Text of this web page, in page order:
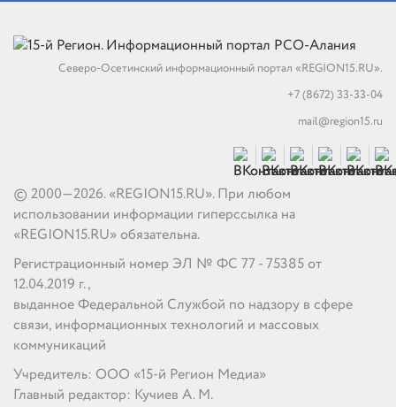
Северо-Осетинский информационный портал «REGION15.RU».
+7 (8672) 33-33-04
mail@region15.ru
© 2000—2026. «REGION15.RU». При любом
использовании информации гиперссылка на
«REGION15.RU» обязательна.
Регистрационный номер ЭЛ № ФС 77 - 75385 от
12.04.2019 г.,
выданное Федеральной Службой по надзору в сфере
связи, информационных технологий и массовых
коммуникаций
Учредитель: ООО «15-й Регион Медиа»
Главный редактор: Кучиев А. М.